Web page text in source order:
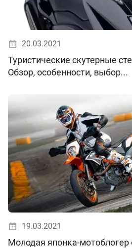
20.03.2021
Туристические скутерные
Обзор, особенности, выбор
19.03.2021
Молодая японка-мотоблогер